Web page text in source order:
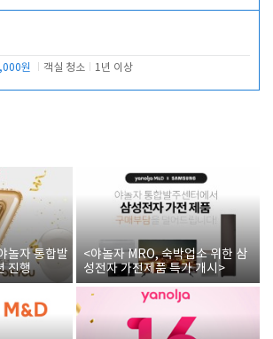
원 객실 청소 1년 이상
놀자 통합발
진행
<야놀자 MRO, 숙박업소 위한 삼
성전자 가전제품 특가 개시>